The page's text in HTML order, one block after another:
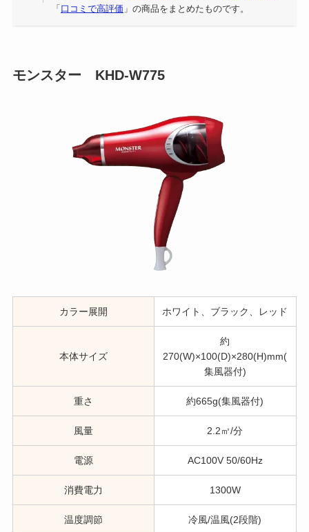
「 口コミで高評価 」の商品をまとめたものです。
モンスター KHD-W775
カラー展開 ホワイト、ブラック、レッド
本体サイズ
約
270(W)×100(D)×280(H)mm(
集風器付)
重さ 約665g(集風器付)
風量 2.2㎥/分
電源 AC100V 50/60Hz
消費電力 1300W
温度調節 冷風/温風(2段階)